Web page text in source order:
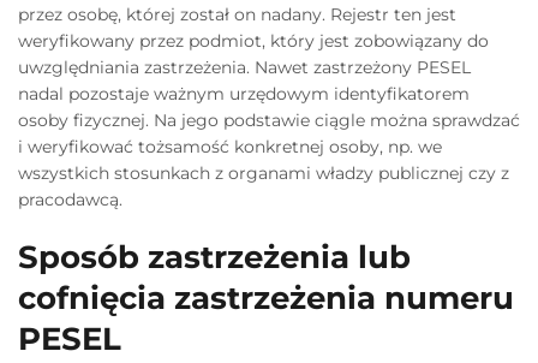
przez osobę, której został on nadany. Rejestr ten jest
weryfikowany przez podmiot, który jest zobowiązany do
uwzględniania zastrzeżenia. Nawet zastrzeżony PESEL
nadal pozostaje ważnym urzędowym identyfikatorem
osoby fizycznej. Na jego podstawie ciągle można sprawdzać
i weryfikować tożsamość konkretnej osoby, np. we
wszystkich stosunkach z organami władzy publicznej czy z
pracodawcą.
Sposób zastrzeżenia lub
cofnięcia zastrzeżenia numeru
PESEL